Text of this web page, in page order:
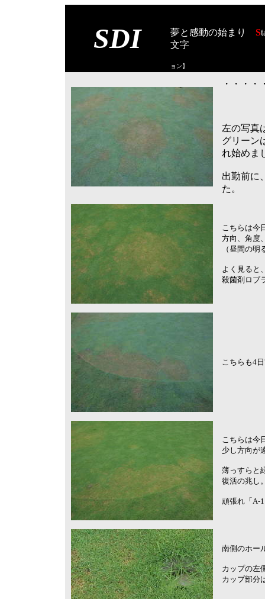
SDI 夢と感動の始まり S
文字
ョン】
・・・
左の写真
グリーン
れ始めま
出勤前に
た。
こちらは今
方向、角度
（昼間の
よく見ると
殺菌剤ロブ
こちらも4
こちらは今
少し方向が
薄っすらと
復活の兆し
頑張れ「A-
南側のホー
カップの左
カップ部分